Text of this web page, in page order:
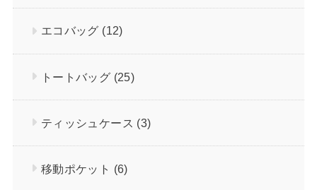
エコバッグ (12)
トートバッグ (25)
ティッシュケース (3)
移動ポケット (6)